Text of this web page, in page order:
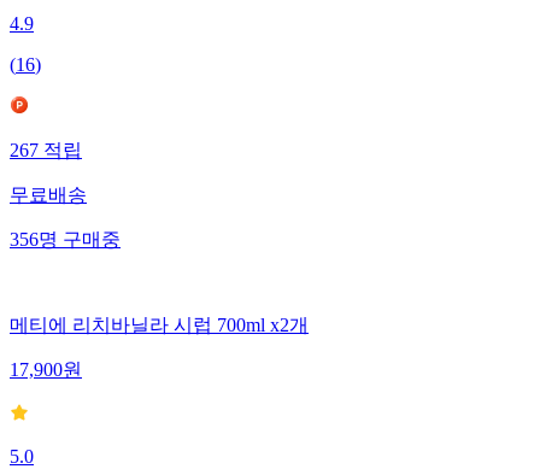
4.9
(16)
267 적립
무료배송
356명 구매중
메티에 리치바닐라 시럽 700ml x2개
17,900원
5.0